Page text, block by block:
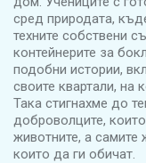
сред природата,
техните собствени
контейнерите за
подобни истории,
своите квартали, на
Така стигнахме до
доброволците,
животните, а самите
които да ги обичат.